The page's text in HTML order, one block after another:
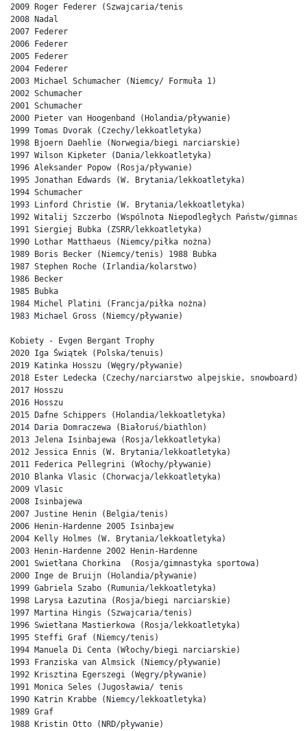
2009 Roger Federer (Szwajcaria/tenis
2008 Nadal
2007 Federer
2006 Federer
2005 Federer
2004 Federer
2003 Michael Schumacher (Niemcy/ Formuła 1)
2002 Schumacher
2001 Schumacher
2000 Pieter van Hoogenband (Holandia/pływanie)
1999 Tomas Dvorak (Czechy/lekkoatletyka)
1998 Bjoern Daehlie (Norwegia/biegi narciarskie)
1997 Wilson Kipketer (Dania/lekkoatletyka)
1996 Aleksander Popow (Rosja/pływanie)
1995 Jonathan Edwards (W. Brytania/lekkoatletyka)
1994 Schumacher
1993 Linford Christie (W. Brytania/lekkoatletyka)
1992 Witalij Szczerbo (Wspólnota Niepodległych Państw/
1991 Siergiej Bubka (ZSRR/lekkoatletyka)
1990 Lothar Matthaeus (Niemcy/piłka nożna)
1989 Boris Becker (Niemcy/tenis) 1988 Bubka
1987 Stephen Roche (Irlandia/kolarstwo)
1986 Becker
1985 Bubka
1984 Michel Platini (Francja/piłka nożna)
1983 Michael Gross (Niemcy/pływanie)
Kobiety - Evgen Bergant Trophy
2020 Iga Świątek (Polska/tenuis)
2019 Katinka Hosszu (Węgry/pływanie)
2018 Ester Ledecka (Czechy/narciarstwo alpejskie, snowboard)
2017 Hosszu
2016 Hosszu
2015 Dafne Schippers (Holandia/lekkoatletyka)
2014 Daria Domraczewa (Białoruś/biathlon)
2013 Jelena Isinbajewa (Rosja/lekkoatletyka)
2012 Jessica Ennis (W. Brytania/lekkoatletyka)
2011 Federica Pellegrini (Włochy/pływanie)
2010 Blanka Vlasic (Chorwacja/lekkoatletyka)
2009 Vlasic
2008 Isinbajewa
2007 Justine Henin (Belgia/tenis)
2006 Henin-Hardenne 2005 Isinbajew
2004 Kelly Holmes (W. Brytania/lekkoatletyka)
2003 Henin-Hardenne 2002 Henin-Hardenne
2001 Swietłana Chorkina  (Rosja/gimnastyka sportowa)
2000 Inge de Bruijn (Holandia/pływanie)
1999 Gabriela Szabo (Rumunia/lekkoatletyka)
1998 Larysa Łazutina (Rosja/biegi narciarskie)
1997 Martina Hingis (Szwajcaria/tenis)
1996 Swietłana Mastierkowa (Rosja/lekkoatletyka)
1995 Steffi Graf (Niemcy/tenis)
1994 Manuela Di Centa (Włochy/biegi narciarskie)
1993 Franziska van Almsick (Niemcy/pływanie)
1992 Krisztina Egerszegi (Węgry/pływanie)
1991 Monica Seles (Jugosławia/ tenis
1990 Katrin Krabbe (Niemcy/lekkoatletyka)
1989 Graf
1988 Kristin Otto (NRD/pływanie)